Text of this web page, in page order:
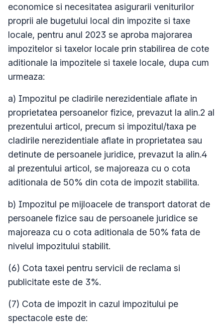
economice si necesitatea asigurarii veniturilor
proprii ale bugetului local din impozite si taxe
locale, pentru anul 2023 se aproba majorarea
impozitelor si taxelor locale prin stabilirea de cote
aditionale la impozitele si taxele locale, dupa cum
urmeaza:
a) Impozitul pe cladirile nerezidentiale aflate in
proprietatea persoanelor fizice, prevazut la alin.2 al
prezentului articol, precum si impozitul/taxa pe
cladirile nerezidentiale aflate in proprietatea sau
detinute de persoanele juridice, prevazut la alin.4
al prezentului articol, se majoreaza cu o cota
aditionala de 50% din cota de impozit stabilita.
b) Impozitul pe mijloacele de transport datorat de
persoanele fizice sau de persoanele juridice se
majoreaza cu o cota aditionala de 50% fata de
nivelul impozitului stabilit.
(6) Cota taxei pentru servicii de reclama si
publicitate este de 3%.
(7) Cota de impozit in cazul impozitului pe
spectacole este de: